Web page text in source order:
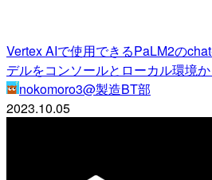
Vertex AIで使用できるPaLM2の
デルをコンソールとローカル環境
nokomoro3@製造BT部
2023.10.05